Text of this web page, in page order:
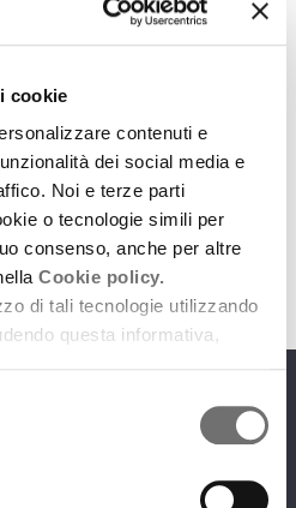
cookie
contenuti e
dei social media e
Noi e terze parti
o tecnologie simili per
consenso, anche per altre
Cookie policy.
di tali tecnologie utilizzando
questa informativa,
del mese scelti per noi